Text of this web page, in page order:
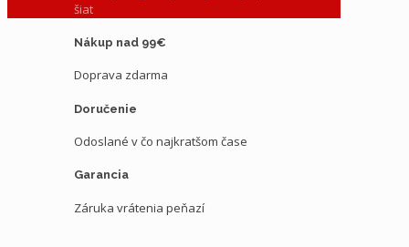
šiat
Nákup nad 99€
Doprava zdarma
Doručenie
Odoslané v čo najkratšom čase
Garancia
Záruka vrátenia peňazí